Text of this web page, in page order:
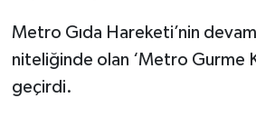
Metro Gıda Hareketi’nin
niteliğinde olan ‘Metro Gurme
geçirdi.